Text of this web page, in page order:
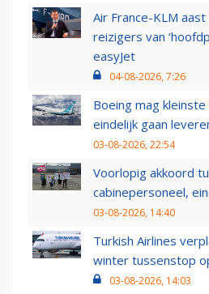
Air France-KLM
reizigers van
easyJet
04-08-2026, 7:26
Boeing mag
eindelijk gaan
03-08-2026, 22:54
Voorlopig akkoord
cabinepersoneel,
03-08-2026, 14:40
Turkish Airlines
winter tussenstop
03-08-2026, 14:03